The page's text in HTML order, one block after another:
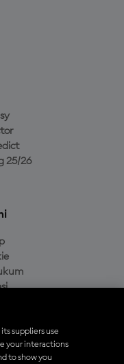
25/26
suppliers use
your interactions
to show you